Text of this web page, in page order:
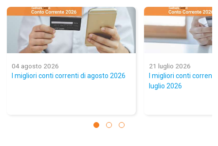
04 agosto 2026
I migliori conti correnti di agosto 2026
21 luglio 2026
I migliori conti
luglio 2026